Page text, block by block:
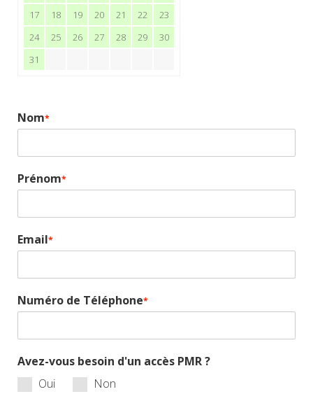
17
18 19 20 21 22
23
24
25 26 27 28 29
30
31
Nom*
Prénom*
Email*
Numéro de Téléphone*
Avez-vous besoin d'un accès PMR ?
Oui
Non